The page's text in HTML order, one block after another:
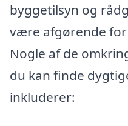
byggetilsyn og
være afgørende
Nogle af de
du kan finde
inkluderer: